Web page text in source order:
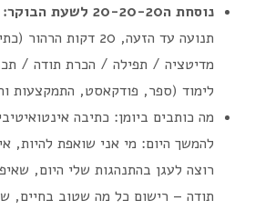
נוסחת ה20-20-20 לשעת הבוקר:
תנועה עד הזעה, 20 דקות
לימוד (ספר, פודקאסט, התמקצעות
מה כותבים ביומן: כתיבה
להמשך היום: מי אני שואפת להיות,
רוצה לעגן בהתנהגות שלי היום,
תודה – רישום כל מה שטוב בחיים,